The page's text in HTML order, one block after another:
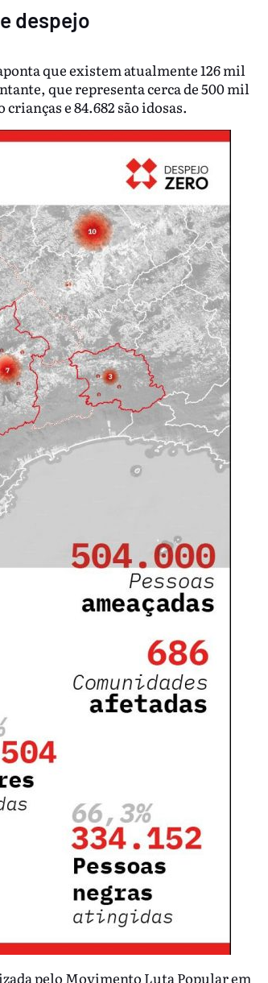
despejo
que existem atualmente 126 mil
que representa cerca de 500 mil
crianças e 84.682 são idosas.
pelo Movimento Luta Popular em